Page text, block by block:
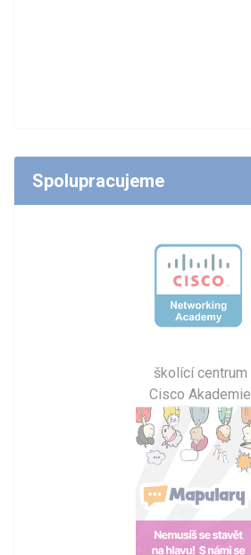
Spolupracujeme
školící centrum
Cisco Akademie